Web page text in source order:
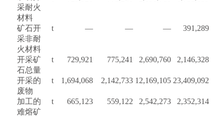
采耐火
材料
矿石开
采非耐
火材料
t — — — 391,289
开采矿
石总量
t 729,921 775,241 2,690,760 2,146,328
开采的
废物
t 1,694,068 2,142,733 12,169,105 23,409,092
加工的
难熔矿
t 665,123 559,122 2,542,273 2,352,314